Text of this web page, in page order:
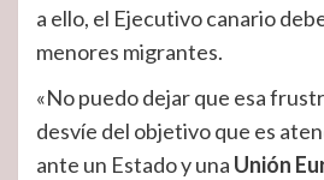
a ello, el Ejecutivo canario
menores migrantes.
«No puedo dejar que esa
desvíe del objetivo que es
ante un Estado y una Unión